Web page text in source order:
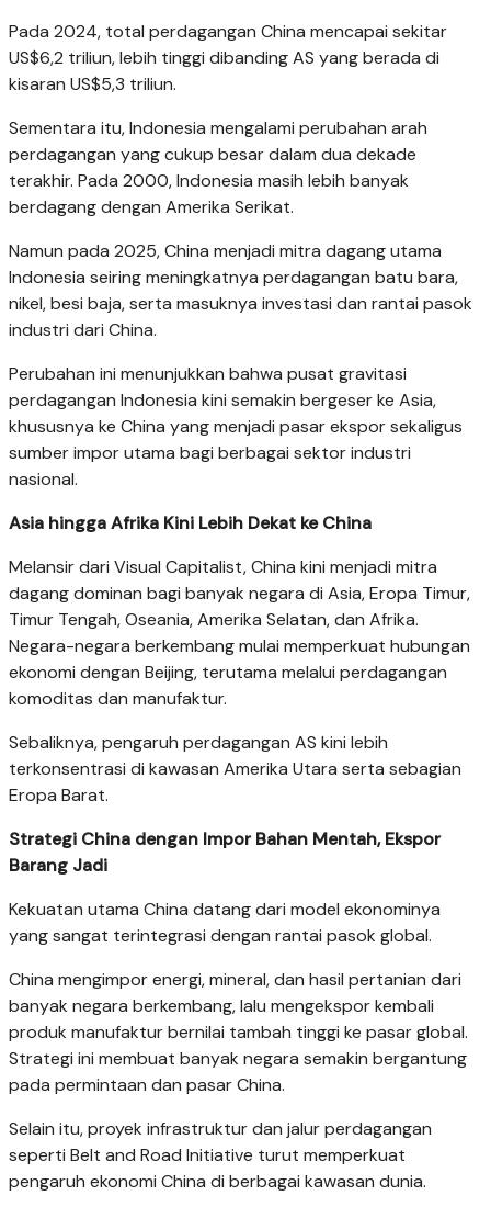
Pada 2024, total perdagangan China mencapai sekitar
US$6,2 triliun, lebih tinggi dibanding AS yang berada di
kisaran US$5,3 triliun.
Sementara itu, Indonesia mengalami perubahan arah
perdagangan yang cukup besar dalam dua dekade
terakhir. Pada 2000, Indonesia masih lebih banyak
berdagang dengan Amerika Serikat.
Namun pada 2025, China menjadi mitra dagang utama
Indonesia seiring meningkatnya perdagangan batu bara,
nikel, besi baja, serta masuknya investasi dan rantai pasok
industri dari China.
Perubahan ini menunjukkan bahwa pusat gravitasi
perdagangan Indonesia kini semakin bergeser ke Asia,
khususnya ke China yang menjadi pasar ekspor sekaligus
sumber impor utama bagi berbagai sektor industri
nasional.
Asia hingga Afrika Kini Lebih Dekat ke China
Melansir dari Visual Capitalist, China kini menjadi mitra
dagang dominan bagi banyak negara di Asia, Eropa Timur,
Timur Tengah, Oseania, Amerika Selatan, dan Afrika.
Negara-negara berkembang mulai memperkuat hubungan
ekonomi dengan Beijing, terutama melalui perdagangan
komoditas dan manufaktur.
Sebaliknya, pengaruh perdagangan AS kini lebih
terkonsentrasi di kawasan Amerika Utara serta sebagian
Eropa Barat.
Strategi China dengan Impor Bahan Mentah, Ekspor
Barang Jadi
Kekuatan utama China datang dari model ekonominya
yang sangat terintegrasi dengan rantai pasok global.
China mengimpor energi, mineral, dan hasil pertanian dari
banyak negara berkembang, lalu mengekspor kembali
produk manufaktur bernilai tambah tinggi ke pasar global.
Strategi ini membuat banyak negara semakin bergantung
pada permintaan dan pasar China.
Selain itu, proyek infrastruktur dan jalur perdagangan
seperti Belt and Road Initiative turut memperkuat
pengaruh ekonomi China di berbagai kawasan dunia.